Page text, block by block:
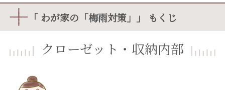
「 わが家の「梅雨対策」」 もくじ
クローゼット・収納内部